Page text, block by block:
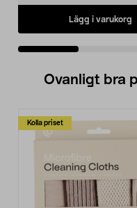
Lägg i varukorg
Ovanligt bra
Kolla priset